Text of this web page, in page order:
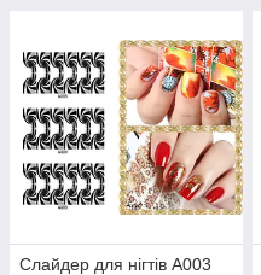
Слайдер для нігтів A003